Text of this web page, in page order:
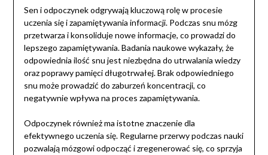
Sen i odpoczynek odgrywają kluczową rolę w procesie
uczenia się i zapamiętywania informacji. Podczas snu mózg
przetwarza i konsoliduje nowe informacje, co prowadzi do
lepszego zapamiętywania. Badania naukowe wykazały, że
odpowiednia ilość snu jest niezbędna do utrwalania wiedzy
oraz poprawy pamięci długotrwałej. Brak odpowiedniego
snu może prowadzić do zaburzeń koncentracji, co
negatywnie wpływa na proces zapamiętywania.
Odpoczynek również ma istotne znaczenie dla
efektywnego uczenia się. Regularne przerwy podczas nauki
pozwalają mózgowi odpocząć i zregenerować się, co sprzyja